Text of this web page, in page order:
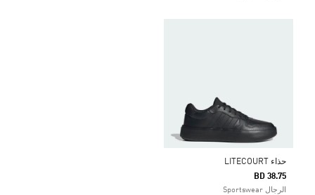
حذاء LITECOURT
BD 38.75
الرجال Sportswear